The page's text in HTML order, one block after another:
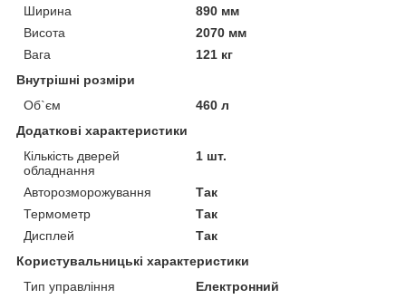
Ширина
890 мм
Висота
2070 мм
Вага
121 кг
Внутрішні розміри
Об`єм
460 л
Додаткові характеристики
Кількість дверей
обладнання
1 шт.
Авторозморожування
Так
Термометр
Так
Дисплей
Так
Користувальницькі характеристики
Тип управління
Електронний